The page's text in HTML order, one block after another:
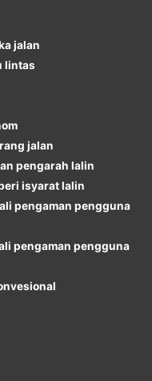
jalan
lintas
jalan
pengarah lalin
isyarat lalin
pengaman pengguna
pengaman pengguna